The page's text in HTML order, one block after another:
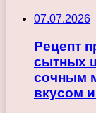
07.07.2026
Рецепт
сытных
сочным
вкусом